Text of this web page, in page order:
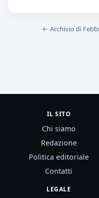
← Archivio di
IL SITO
Chi siamo
Redazione
Politica editoriale
Contatti
LEGALE